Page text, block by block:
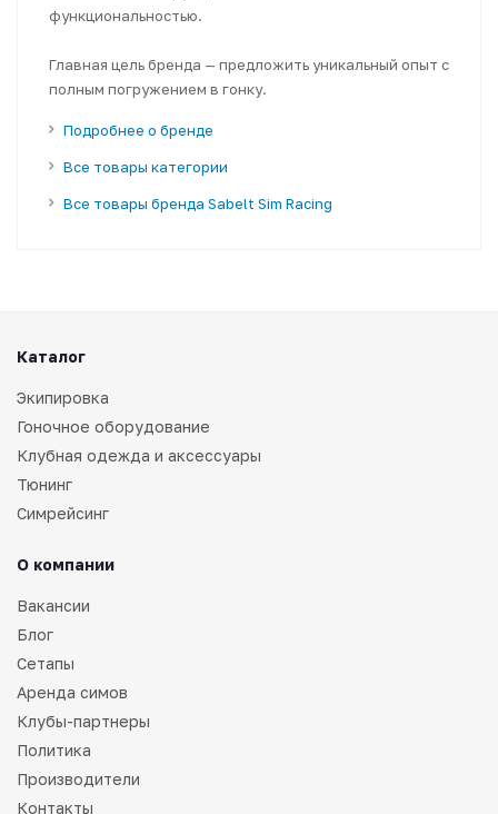
функциональностью.
Главная цель бренда — предложить уникальный опыт с
полным погружением в гонку.
Подробнее о бренде
Все товары категории
Все товары бренда Sabelt Sim Racing
Каталог
Экипировка
Гоночное оборудование
Клубная одежда и аксессуары
Тюнинг
Симрейсинг
О компании
Вакансии
Блог
Сетапы
Аренда симов
Клубы-партнеры
Политика
Производители
Контакты